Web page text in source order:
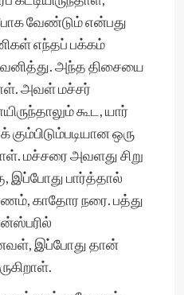
வேண்டும் என்பது
எந்தப் பக்கம்
அந்த திசையை
அவள் மச்சர்
கூட, யார்
ஒரு
மச்சரை அவளது சிறு
இப்போது பார்த்தால்
காதோர நரை. பத்து
இப்போது தான்